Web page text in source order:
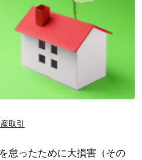
取引
怠ったために大損害（その